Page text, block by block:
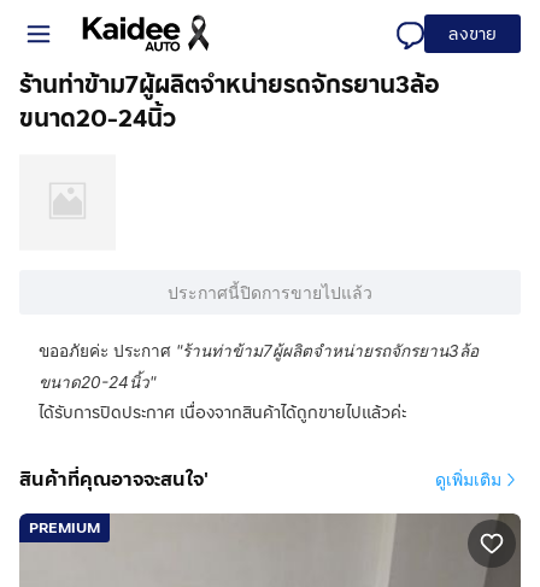
ลงขาย
ร้านท่าข้าม7ผู้ผลิตจำหน่ายรถจักรยาน3ล้อ
ขนาด20-24นิ้ว
ประกาศนี้ปิดการขายไปแล้ว
ขออภัยค่ะ ประกาศ "ร้านท่าข้าม7ผู้ผลิตจำหน่ายรถจักรยาน3ล้อ
ขนาด20-24นิ้ว"
ได้รับการปิดประกาศ เนื่องจากสินค้าได้ถูกขายไปแล้วค่ะ
สินค้าที่คุณอาจจะสนใจ' ดูเพิ่มเติม
PREMIUM